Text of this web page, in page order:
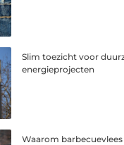
Slim toezicht voor
energieprojecten
Waarom